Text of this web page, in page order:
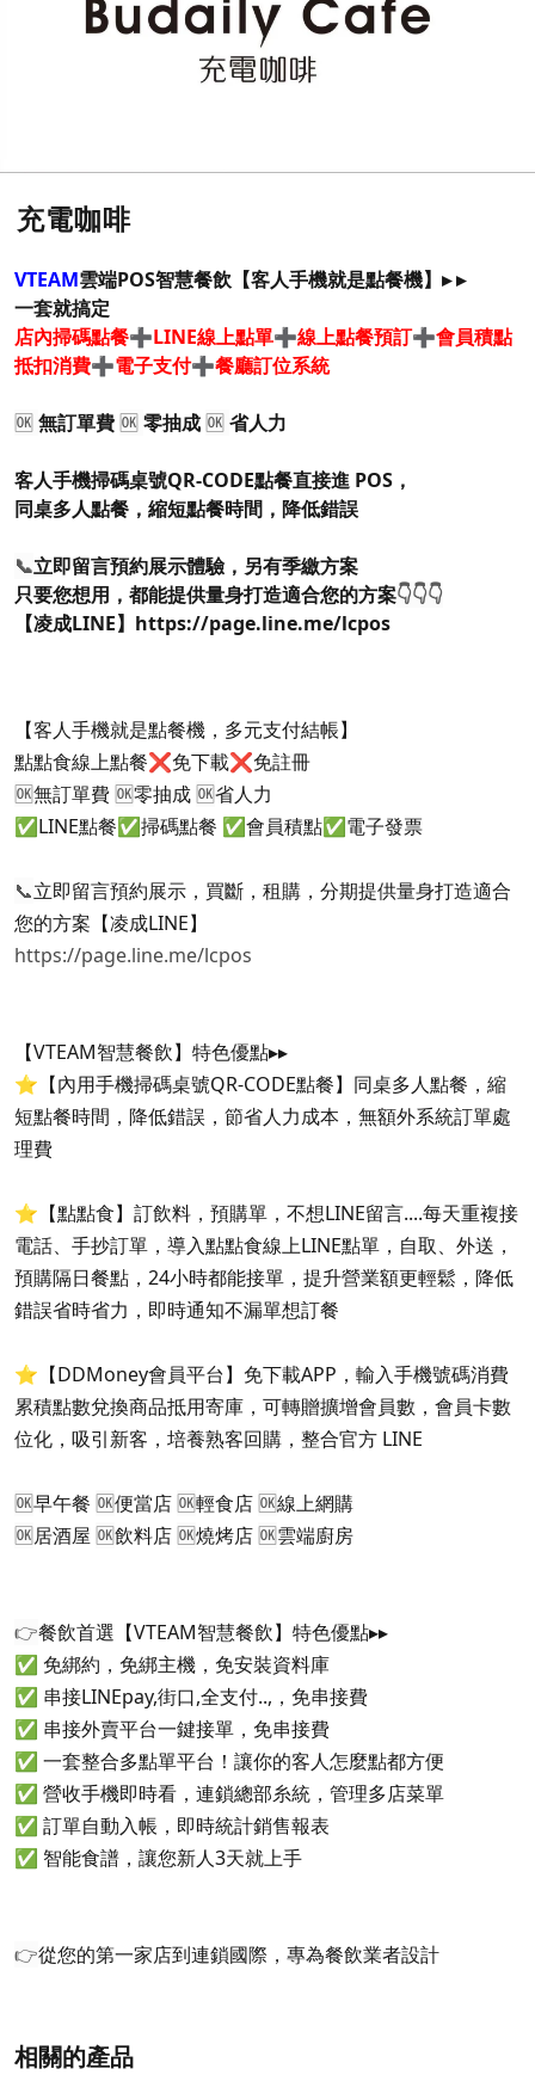
充電咖啡
VTEAM雲端POS智慧餐飲【客人手機就是點餐機】▸ ▸
一套就搞定
店內掃碼點餐➕LINE線上點單➕線上點餐預訂➕會員積點
抵扣消費➕電子支付➕餐廳訂位系統
🆗無訂單費🆗零抽成🆗省人力
客人手機掃碼桌號QR-CODE點餐直接進 POS，
同桌多人點餐，縮短點餐時間，降低錯誤
📞立即留言預約展示體驗，另有季繳方案
只要您想用，都能提供量身打造適合您的方案👇👇👇​
【凌成LINE】 https://page.line.me/lcpos
【客人手機就是點餐機，多元支付結帳】
點點食線上點餐❌免下載❌免註冊
🆗無訂單費🆗零抽成🆗省人力
✅LINE點餐✅掃碼點餐 ✅會員積點✅電子發票
📞立即留言預約展示，買斷，租購，分期提供量身打造適合
您的方案【凌成LINE】
https://page.line.me/lcpos
【VTEAM智慧餐飲】特色優點▸▸
⭐️【內用手機掃碼桌號QR-CODE點餐】同桌多人點餐，縮
短點餐時間，降低錯誤，節省人力成本，無額外系統訂單處
理費
⭐️【點點食】訂飲料，預購單，不想LINE留言....每天重複接
電話、手抄訂單，導入點點食線上LINE點單，自取、外送，
預購隔日餐點，24小時都能接單，提升營業額更輕鬆，降低
錯誤省時省力，即時通知不漏單想訂餐
⭐️【DDMoney會員平台】免下載APP，輸入手機號碼消費
累積點數兌換商品抵用寄庫，可轉贈擴增會員數，會員卡數
位化，吸引新客，培養熟客回購，整合官方 LINE
🆗早午餐 🆗便當店🆗輕食店🆗線上網購
🆗居酒屋 🆗飲料店🆗燒烤店🆗雲端廚房
👉餐飲首選【VTEAM智慧餐飲】特色優點▸▸
✅ 免綁約，免綁主機，免安裝資料庫
✅ 串接LINEpay,街口,全支付..,，免串接費
✅ 串接外賣平台一鍵接單，免串接費
✅ 一套整合多點單平台！讓你的客人怎麼點都方便
✅ 營收手機即時看，連鎖總部糸統，管理多店菜單
✅ 訂單自動入帳，即時統計銷售報表
✅ 智能食譜，讓您新人3天就上手
👉從您的第一家店到連鎖國際，專為餐飲業者設計
相關的產品